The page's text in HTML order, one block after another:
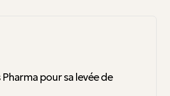
Pharma pour sa levée de